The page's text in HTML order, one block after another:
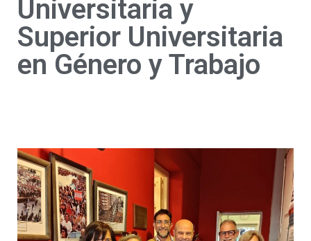
Universitaria y
Superior Universitaria
en Género y Trabajo